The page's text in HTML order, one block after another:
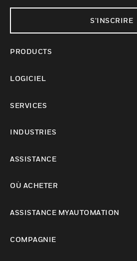
S'INSCRIRE
PRODUCTS
LOGICIEL
SERVICES
INDUSTRIES
ASSISTANCE
OÙ ACHETER
ASSISTANCE MYAUTOMATION
COMPAGNIE